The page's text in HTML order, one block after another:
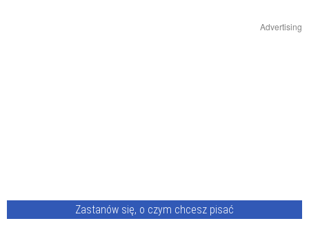
Advertising
Zastanów się, o czym chcesz pisać